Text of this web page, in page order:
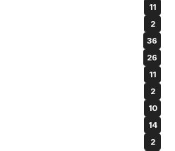
11
2
36
26
11
2
10
14
2